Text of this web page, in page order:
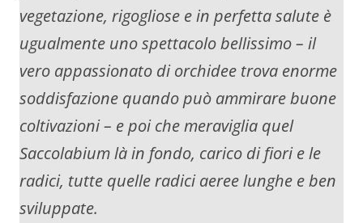
vegetazione, rigogliose e in perfetta salute è
ugualmente uno spettacolo bellissimo – il
vero appassionato di orchidee trova enorme
soddisfazione quando può ammirare buone
coltivazioni – e poi che meraviglia quel
Saccolabium là in fondo, carico di fiori e le
radici, tutte quelle radici aeree lunghe e ben
sviluppate.